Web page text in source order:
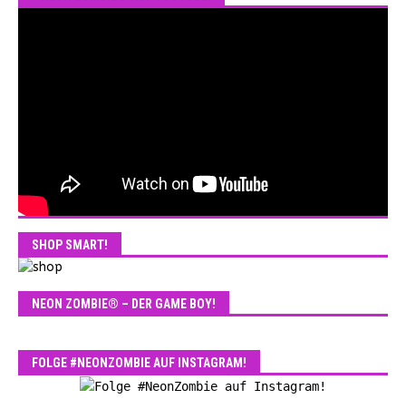
SHOP SMART!
NEON ZOMBIE® – DER GAME BOY!
FOLGE #NEONZOMBIE AUF INSTAGRAM!